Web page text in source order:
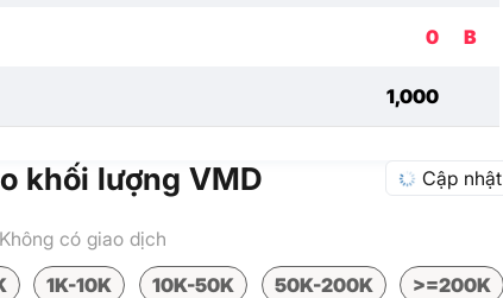
0 B
1,000
khối lượng VMD Cập nhật
Không có giao dịch
1K-10K 10K-50K 50K-200K >=200K